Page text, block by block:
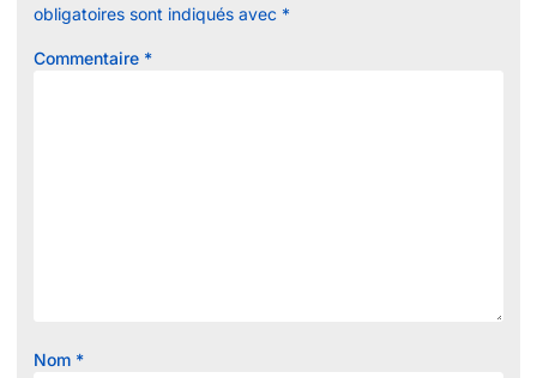
obligatoires sont indiqués avec *
Commentaire *
Nom *